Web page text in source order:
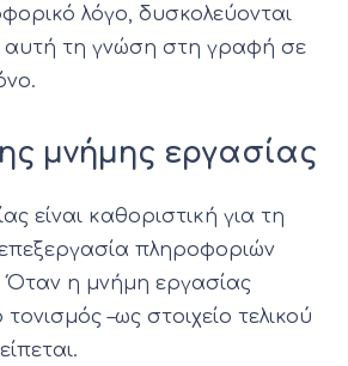
λόγο, δυσκολεύονται
τη γνώση στη γραφή σε
μνήμης εργασίας
είναι καθοριστική για τη
πληροφοριών
η μνήμη εργασίας
–ως στοιχείο τελικού